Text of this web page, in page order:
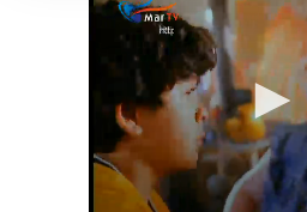
Türkiye ile Vietnam
dönem... Sefer
Görevden
hakkında tahliye